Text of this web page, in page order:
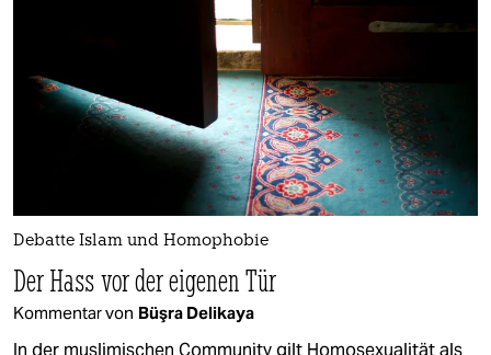
Debatte Islam und Homophobie
Der Hass vor der eigenen Tür
Kommentar von Büşra Delikaya
In der muslimischen Community gilt Homosexualität als